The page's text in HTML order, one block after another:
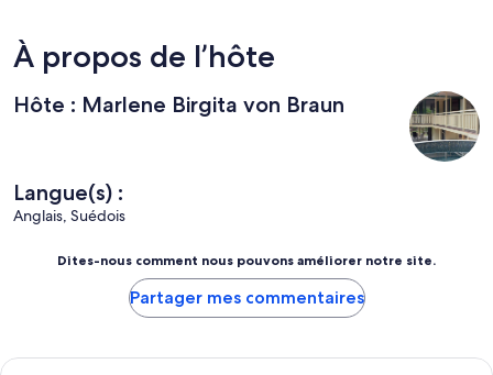
À propos de l’hôte
Hôte : Marlene Birgita von Braun
Langue(s) :
Anglais, Suédois
Dites-nous comment nous pouvons améliorer notre site.
Partager mes commentaires